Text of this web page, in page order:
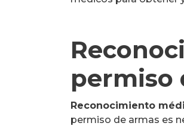
permiso
Reconocimiento
permiso de armas es